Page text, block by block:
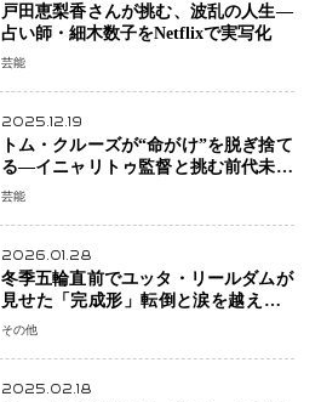
戸田恵梨香さんが挑む、波乱の人生―
占い師・細木数子をNetflixで実写化
芸能
2025.12.19
トム・クルーズが“命がけ”を脱ぎ捨て
る―イニャリトゥ監督と挑む前代未聞
の大惨事コメディ「DIGGER ディガ
芸能
2026.01.28
冬季五輪直前でユッタ・リールダムが
見せた「完成形」転倒と涙を越えて─
ミラノで金を狙うオランダ女王の現在
その他
2025.02.18